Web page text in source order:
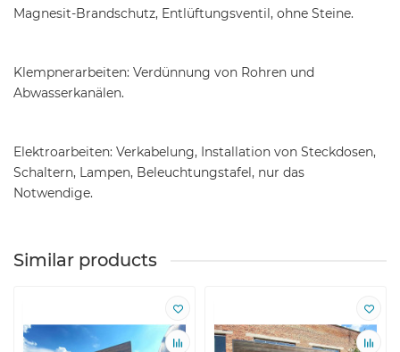
Magnesit-Brandschutz, Entlüftungsventil, ohne Steine.
Klempnerarbeiten: Verdünnung von Rohren und
Abwasserkanälen.
Elektroarbeiten: Verkabelung, Installation von Steckdosen,
Schaltern, Lampen, Beleuchtungstafel, nur das
Notwendige.
Similar products